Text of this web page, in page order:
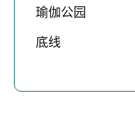
瑜伽公园
底线